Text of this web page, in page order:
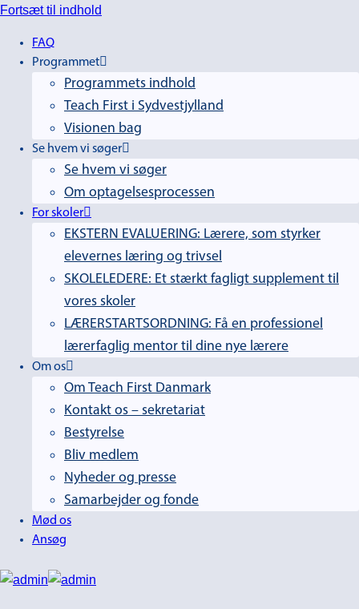
Fortsæt til indhold
FAQ
Programmet
Programmets indhold
Teach First i Sydvestjylland
Visionen bag
Se hvem vi søger
Se hvem vi søger
Om optagelsesprocessen
For skoler
EKSTERN EVALUERING: Lærere, som styrker
elevernes læring og trivsel
SKOLELEDERE: Et stærkt fagligt supplement til
vores skoler
LÆRERSTARTSORDNING: Få en professionel
lærerfaglig mentor til dine nye lærere
Om os
Om Teach First Danmark
Kontakt os – sekretariat
Bestyrelse
Bliv medlem
Nyheder og presse
Samarbejder og fonde
Mød os
Ansøg